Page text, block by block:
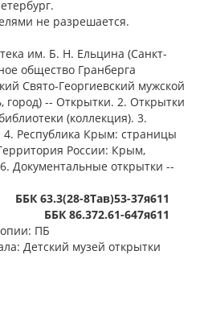
не разрешается.
им. Б. Н. Ельцина (Санкт-
общество Гранберга
Свято-Георгиевский мужской
город) -- Открытки. 2. Открытки
(коллекция). 3.
4. Республика Крым: страницы
России: Крым,
Документальные открытки --
ББК 63.3(28-8Тав)53-37я611
ББК 86.372.61-647я611
ПБ
Детский музей открытки